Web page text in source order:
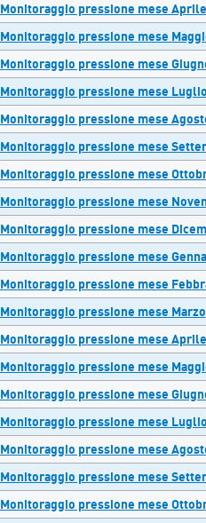
Monitoraggio pressione mese Aprile
Monitoraggio pressione mese
Monitoraggio pressione mese
Monitoraggio pressione mese Luglio
Monitoraggio pressione mese
Monitoraggio pressione mese
Monitoraggio pressione mese
Monitoraggio pressione mese
Monitoraggio pressione mese
Monitoraggio pressione mese
Monitoraggio pressione mese
Monitoraggio pressione mese Marzo
Monitoraggio pressione mese Aprile
Monitoraggio pressione mese
Monitoraggio pressione mese
Monitoraggio pressione mese Luglio
Monitoraggio pressione mese
Monitoraggio pressione mese
Monitoraggio pressione mese